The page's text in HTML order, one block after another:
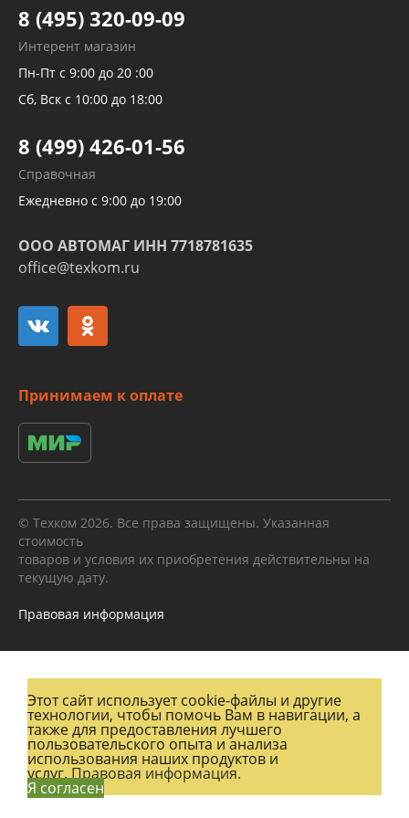
Тормозных трубок
Рукавов гидроусилителей
Рукавов компрессоров и турбин
Трубок кондиционеров
Развертка пайка медных стальных
алюминиевых трубок и штуцеров
8 (495) 320-09-09
Интерент магазин
Пн-Пт с 9:00 до 20 :00
Сб, Вск с 10:00 до 18:00
8 (499) 426-01-56
Справочная
Ежедневно с 9:00 до 19:00
ООО АВТОМАГ ИНН 7718781635
office@texkom.ru
Принимаем к оплате
© Техком 2026. Все права защищены. Указанная
стоимость
товаров и условия их приобретения действительны на
текущую дату.
Правовая информация
Этот сайт использует cookie-файлы и другие
технологии, чтобы помочь Вам в навигации, а
также для предоставления лучшего
пользовательского опыта и анализа
использования наших продуктов и
услуг.Правовая информация.
Я согласен